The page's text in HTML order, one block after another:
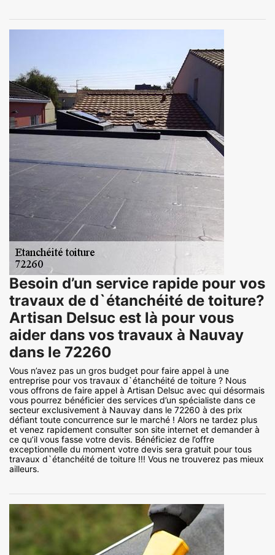
Besoin d’un service rapide pour vos
travaux de d`étanchéité de toiture?
Artisan Delsuc est là pour vous
aider dans vos travaux à Nauvay
dans le 72260
Vous n’avez pas un gros budget pour faire appel à une
entreprise pour vos travaux d`étanchéité de toiture ? Nous
vous offrons de faire appel à Artisan Delsuc avec qui désormais
vous pourrez bénéficier des services d’un spécialiste dans ce
secteur exclusivement à Nauvay dans le 72260 à des prix
défiant toute concurrence sur le marché ! Alors ne tardez plus
et venez rapidement consulter son site internet et demander à
ce qu’il vous fasse votre devis. Bénéficiez de l’offre
exceptionnelle du moment votre devis sera gratuit pour tous
travaux d`étanchéité de toiture !!! Vous ne trouverez pas mieux
ailleurs.